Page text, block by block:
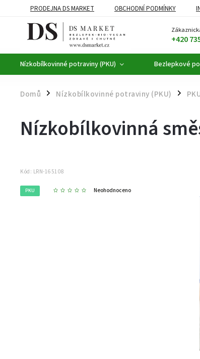
PRODEJNA DS MARKET OBCHODNÍ PODMÍNKY
BEZLEPKOVÉ POTRAVINY
+420
Nízkobílkovinné potraviny (PKU) Bezlepkové
Domů / Nízkobílkovinné potraviny (PKU) /
Nízkobílkovinná
Kód: LRN-165108
PKU Neohodnoceno